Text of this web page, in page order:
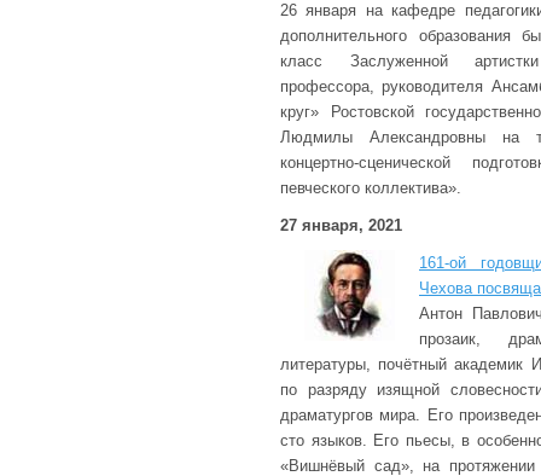
26 января на кафедре
дополнительного образования
класс Заслуженной
профессора, руководителя
круг» Ростовской
Людмилы Александровны на
концертно-сценической
певческого коллектива».
27 января, 2021
161-ой
Чехова
Антон
прозаик,
литературы, почётный академик
по разряду изящной
драматургов мира. Его
сто языков. Его пьесы, в
«Вишнёвый сад», на